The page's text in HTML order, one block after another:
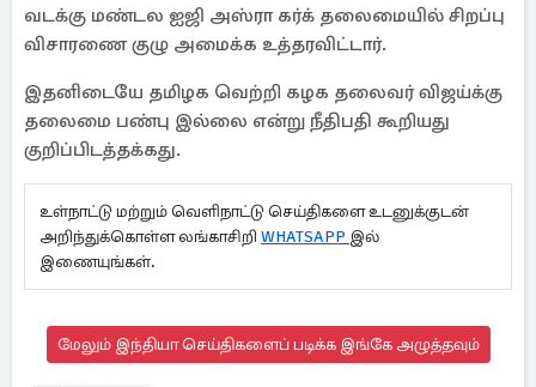
வடக்கு மண்டல ஐஜி அஸ்ரா கர்க் தலைமையில் சிறப்பு
விசாரணை குழு அமைக்க உத்தரவிட்டார்.
இதனிடையே தமிழக வெற்றி கழக தலைவர் விஜய்க்கு
தலைமை பண்பு இல்லை என்று நீதிபதி கூறியது
குறிப்பிடத்தக்கது.
உள்நாட்டு மற்றும் வெளிநாட்டு செய்திகளை உடனுக்குடன்
அறிந்துக்கொள்ள லங்காசிறி WHATSAPP இல்
இணையுங்கள்.
மேலும் இந்தியா செய்திகளைப் படிக்க இங்கே அழுத்தவும்